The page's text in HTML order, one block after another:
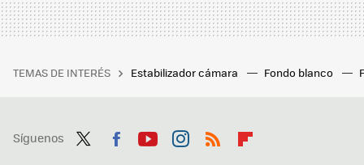
TEMAS DE INTERÉS Estabilizador cámara Fondo blanco
Síguenos